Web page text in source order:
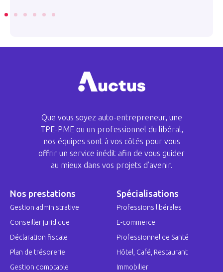
Que vous soyez auto-entrepreneur, une
TPE-PME ou un professionnel du libéral,
nos équipes sont à vos côtés pour vous
offrir un service inédit afin de vous guider
au mieux dans vos projets d’avenir.
Nos prestations
Gestion administrative
Conseiller juridique
Déclaration fiscale
Plan de trésorerie
Gestion comptable
Spécialisations
Professions libérales
E-commerce
Professionnel de Santé
Hôtel, Café, Restaurant
Immobilier